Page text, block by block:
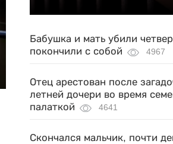
Бабушка и мать убили
покончили с собой
4967
Отец арестован после
летней дочери во время
палаткой
4641
Скончался мальчик, почти